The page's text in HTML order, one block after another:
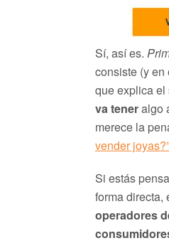
Sí, así es.
consiste (y
que explica el
va teneralgo
merece la
vender joyas?”
Si estás
forma directa,
operadores